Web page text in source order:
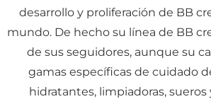
desarrollo y proliferación de BB
mundo. De hecho su línea de BB
de sus seguidores, aunque su
gamas específicas de cuidado
hidratantes, limpiadoras, sueros